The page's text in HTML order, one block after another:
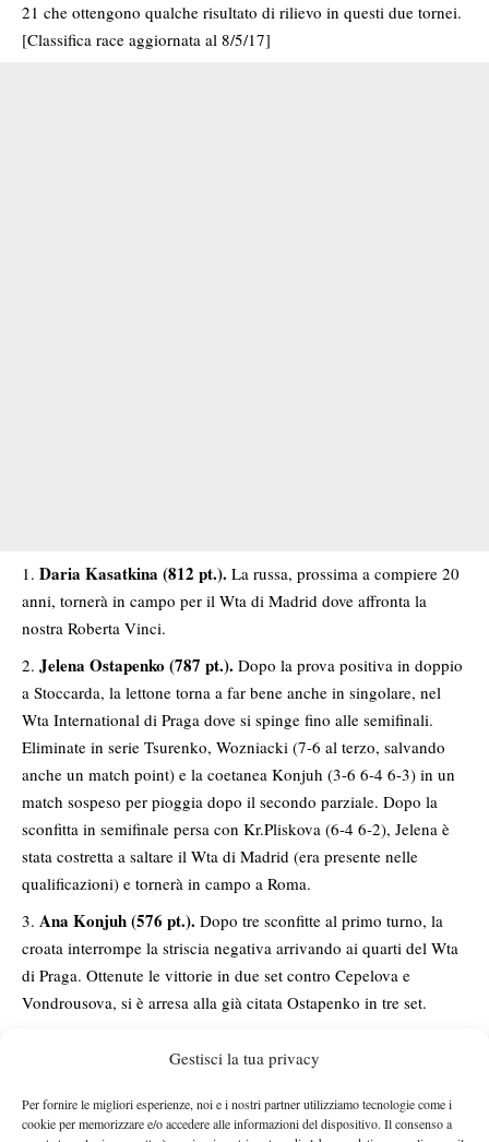
Gestisci la tua privacy
Per fornire le migliori esperienze, noi e i nostri partner utilizziamo tecnologie come i
cookie per memorizzare e/o accedere alle informazioni del dispositivo. Il consenso a
21 che ottengono qualche risultato di rilievo in questi due tornei.
[Classifica race aggiornata al 8/5/17]
Daria Kasatkina (812 pt.). La russa, prossima a compiere 20
anni, tornerà in campo per il Wta di Madrid dove affronta la
nostra Roberta Vinci.
Jelena Ostapenko (787 pt.). Dopo la prova positiva in doppio
a Stoccarda, la lettone torna a far bene anche in singolare, nel
Wta International di Praga dove si spinge fino alle semifinali.
Eliminate in serie Tsurenko, Wozniacki (7-6 al terzo, salvando
anche un match point) e la coetanea Konjuh (3-6 6-4 6-3) in un
match sospeso per pioggia dopo il secondo parziale. Dopo la
sconfitta in semifinale persa con Kr.Pliskova (6-4 6-2), Jelena è
stata costretta a saltare il Wta di Madrid (era presente nelle
qualificazioni) e tornerà in campo a Roma.
Ana Konjuh (576 pt.). Dopo tre sconfitte al primo turno, la
croata interrompe la striscia negativa arrivando ai quarti del Wta
di Praga. Ottenute le vittorie in due set contro Cepelova e
Vondrousova, si è arresa alla già citata Ostapenko in tre set.
giocare sempre nel modo in cui ha disputato le prime 4 partite
del Wta di Praga. Partita dalle qualificazioni, ha asfaltato Piter,